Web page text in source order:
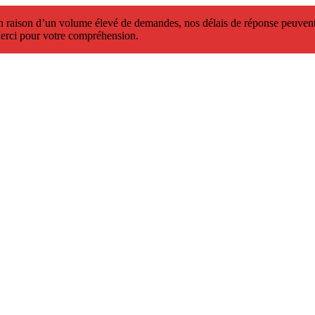
raison d’un volume élevé de demandes, nos délais de réponse
pour votre compréhension.